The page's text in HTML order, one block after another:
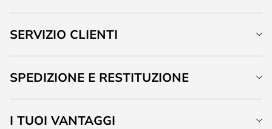
SERVIZIO CLIENTI
SPEDIZIONE E RESTITUZIONE
I TUOI VANTAGGI